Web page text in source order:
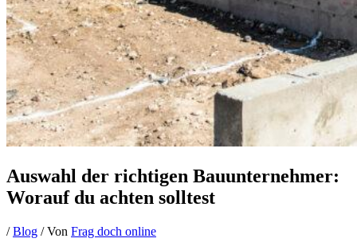
Auswahl der richtigen Bauunternehmer:
Worauf du achten solltest
/Blog / Von Frag doch online